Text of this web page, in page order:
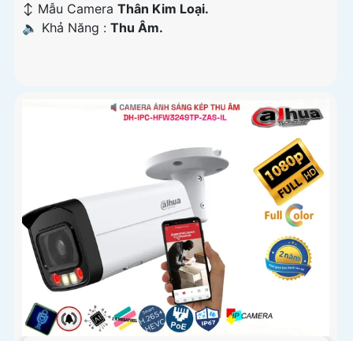
↕️ Mẫu Camera Thân Kim Loại.
️🔈 Khả Năng : Thu Âm.